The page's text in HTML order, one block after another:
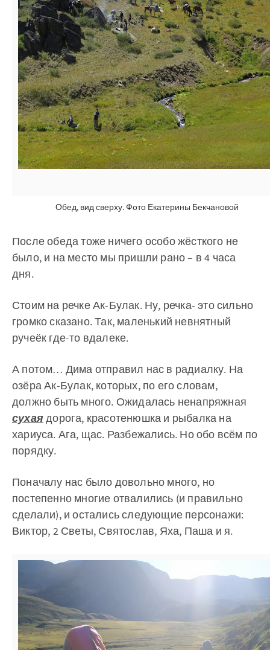
Обед, вид сверху. Фото Екатерины Бекчановой
После обеда тоже ничего особо жёсткого не
было, и на место мы пришли рано – в 4 часа
дня.
Стоим на речке Ак-Булак. Ну, речка- это сильно
громко сказано. Так, маленький невнятный
ручеёк где-то вдалеке.
А потом… Дима отправил нас в радиалку. На
озёра Ак-Булак, которых, по его словам,
должно быть много. Ожидалась ненапряжная
сухаядорога, красотенюшка и рыбалка на
хариуса. Ага, щас. Разбежались. Но обо всём по
порядку.
Поначалу нас было довольно много, но
постепенно многие отвалились (и правильно
сделали), и остались следующие персонажи:
Виктор, 2 Светы, Святослав, Яха, Паша и я.